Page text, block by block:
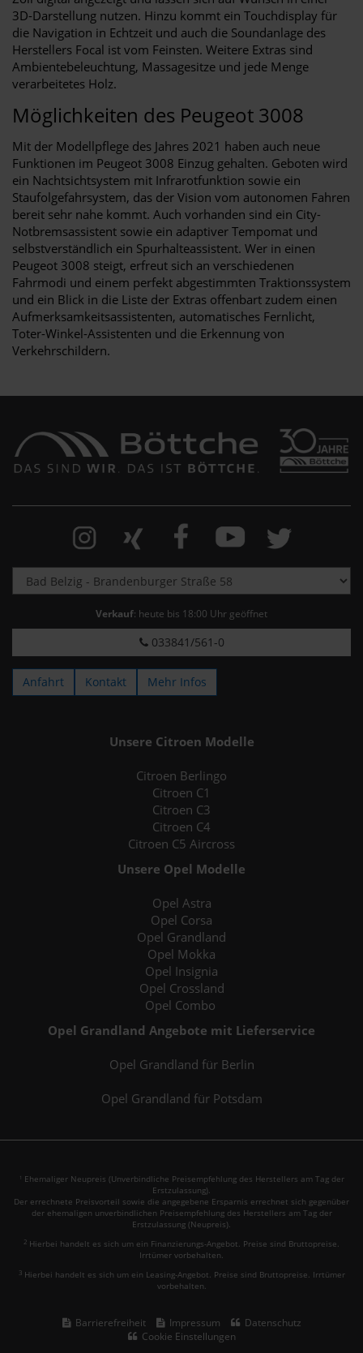
3D-Darstellung nutzen. Hinzu kommt ein Touchdisplay für
die Navigation in Echtzeit und auch die Soundanlage des
Herstellers Focal ist vom Feinsten. Weitere Extras sind
Ambientebeleuchtung, Massagesitze und jede Menge
verarbeitetes Holz.
Möglichkeiten des Peugeot 3008
Mit der Modellpflege des Jahres 2021 haben auch neue
Funktionen im Peugeot 3008 Einzug gehalten. Geboten wird
ein Nachtsichtsystem mit Infrarotfunktion sowie ein
Staufolgefahrsystem, das der Vision vom autonomen Fahren
bereit sehr nahe kommt. Auch vorhanden sind ein City-
Notbremsassistent sowie ein adaptiver Tempomat und
selbstverständlich ein Spurhalteassistent. Wer in einen
Peugeot 3008 steigt, erfreut sich an verschiedenen
Fahrmodi und einem perfekt abgestimmten Traktionssystem
und ein Blick in die Liste der Extras offenbart zudem einen
Aufmerksamkeitsassistenten, automatisches Fernlicht,
Toter-Winkel-Assistenten und die Erkennung von
Verkehrschildern.
Verkauf: heute bis 18:00 Uhr geöffnet
033841/561-0
Anfahrt Kontakt Mehr Infos
Unsere Citroen Modelle
Citroen Berlingo
Citroen C1
Citroen C3
Citroen C4
Citroen C5 Aircross
Unsere Opel Modelle
Opel Astra
Opel Corsa
Opel Grandland
Opel Mokka
Opel Insignia
Opel Crossland
Opel Combo
Opel Grandland Angebote mit Lieferservice
Opel Grandland für Berlin
Opel Grandland für Potsdam
1 Ehemaliger Neupreis (Unverbindliche Preisempfehlung des Herstellers am Tag der
Erstzulassung).
Der errechnete Preisvorteil sowie die angegebene Ersparnis errechnet sich gegenüber
der ehemaligen unverbindlichen Preisempfehlung des Herstellers am Tag der
Erstzulassung (Neupreis).
2 Hierbei handelt es sich um ein Finanzierungs-Angebot. Preise sind Bruttopreise.
Irrtümer vorbehalten.
3 Hierbei handelt es sich um ein Leasing-Angebot. Preise sind Bruttopreise. Irrtümer
vorbehalten.
Barrierefreiheit Impressum
Datenschutz
Cookie Einstellungen